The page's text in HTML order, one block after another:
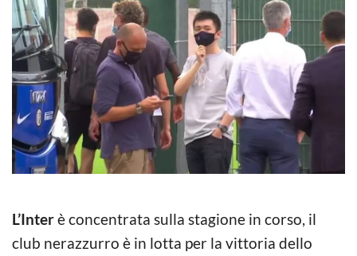
L’Interè concentrata sulla stagione in corso, il
club nerazzurro è in lotta per la vittoria dello